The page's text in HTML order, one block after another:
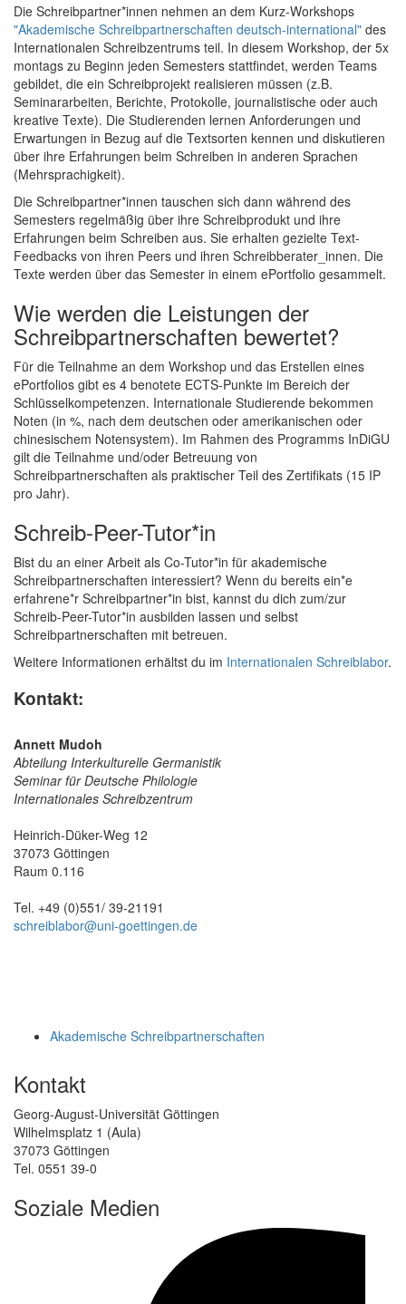
Die Schreibpartner*innen nehmen an dem Kurz-Workshops
"Akademische Schreibpartnerschaften deutsch-international" des
Internationalen Schreibzentrums teil. In diesem Workshop, der 5x
montags zu Beginn jeden Semesters stattfindet, werden Teams
gebildet, die ein Schreibprojekt realisieren müssen (z.B.
Seminararbeiten, Berichte, Protokolle, journalistische oder auch
kreative Texte). Die Studierenden lernen Anforderungen und
Erwartungen in Bezug auf die Textsorten kennen und diskutieren
über ihre Erfahrungen beim Schreiben in anderen Sprachen
(Mehrsprachigkeit).
Die Schreibpartner*innen tauschen sich dann während des
Semesters regelmäßig über ihre Schreibprodukt und ihre
Erfahrungen beim Schreiben aus. Sie erhalten gezielte Text-
Feedbacks von ihren Peers und ihren Schreibberater_innen. Die
Texte werden über das Semester in einem ePortfolio gesammelt.
Wie werden die Leistungen der
Schreibpartnerschaften bewertet?
Für die Teilnahme an dem Workshop und das Erstellen eines
ePortfolios gibt es 4 benotete ECTS-Punkte im Bereich der
Schlüsselkompetenzen. Internationale Studierende bekommen
Noten (in %, nach dem deutschen oder amerikanischen oder
chinesischem Notensystem). Im Rahmen des Programms InDiGU
gilt die Teilnahme und/oder Betreuung von
Schreibpartnerschaften als praktischer Teil des Zertifikats (15 IP
pro Jahr).
Schreib-Peer-Tutor*in
Bist du an einer Arbeit als Co-Tutor*in für akademische
Schreibpartnerschaften interessiert? Wenn du bereits ein*e
erfahrene*r Schreibpartner*in bist, kannst du dich zum/zur
Schreib-Peer-Tutor*in ausbilden lassen und selbst
Schreibpartnerschaften mit betreuen.
Weitere Informationen erhältst du im Internationalen Schreiblabor.
Kontakt:
Annett Mudoh
Abteilung Interkulturelle Germanistik
Seminar für Deutsche Philologie
Internationales Schreibzentrum
Heinrich-Düker-Weg 12
37073 Göttingen
Raum 0.116
Tel. +49 (0)551/ 39-21191
schreiblabor@uni-goettingen.de
Akademische Schreibpartnerschaften
Kontakt
Georg-August-Universität Göttingen
Wilhelmsplatz 1 (Aula)
37073 Göttingen
Tel. 0551 39-0
Soziale Medien